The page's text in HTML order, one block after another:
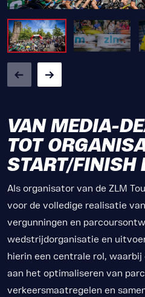
VAN MEDIA-
TOT
START/FINISH
Als organisator van de ZLM
voor de volledige realisatie
vergunningen en
wedstrijdorganisatie en
hierin een centrale rol,
aan het optimaliseren van
verkeersmaatregelen en